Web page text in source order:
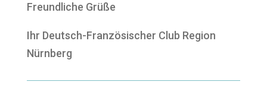
Freundliche Grüße
Ihr Deutsch-Französischer Club Region
Nürnberg